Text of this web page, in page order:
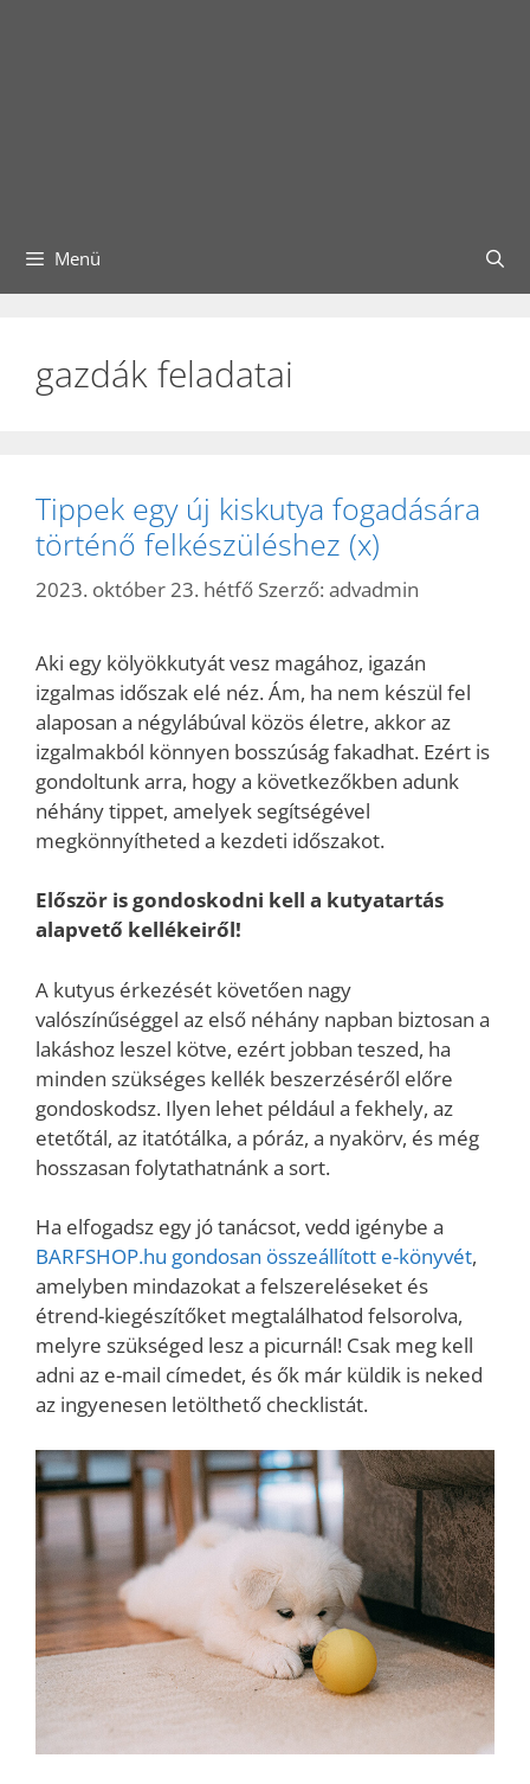
Menü
gazdák feladatai
Tippek egy új kiskutya fogadására
történő felkészüléshez (x)
2023. október 23. hétfő Szerző: advadmin
Aki egy kölyökkutyát vesz magához, igazán
izgalmas időszak elé néz. Ám, ha nem készül fel
alaposan a négylábúval közös életre, akkor az
izgalmakból könnyen bosszúság fakadhat. Ezért is
gondoltunk arra, hogy a következőkben adunk
néhány tippet, amelyek segítségével
megkönnyítheted a kezdeti időszakot.
Először is gondoskodni kell a kutyatartás
alapvető kellékeiről!
A kutyus érkezését követően nagy
valószínűséggel az első néhány napban biztosan a
lakáshoz leszel kötve, ezért jobban teszed, ha
minden szükséges kellék beszerzéséről előre
gondoskodsz. Ilyen lehet például a fekhely, az
etetőtál, az itatótálka, a póráz, a nyakörv, és még
hosszasan folytathatnánk a sort.
Ha elfogadsz egy jó tanácsot, vedd igénybe a
BARFSHOP.hu gondosan összeállított e-könyvét,
amelyben mindazokat a felszereléseket és
étrend-kiegészítőket megtalálhatod felsorolva,
melyre szükséged lesz a picurnál! Csak meg kell
adni az e-mail címedet, és ők már küldik is neked
az ingyenesen letölthető checklistát.